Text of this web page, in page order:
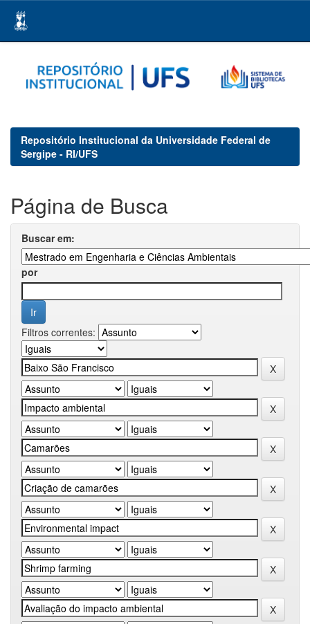
navigation
Repositório Institucional da Universidade Federal de
Sergipe - RI/UFS
Página de Busca
Buscar em:
por
Filtros correntes: